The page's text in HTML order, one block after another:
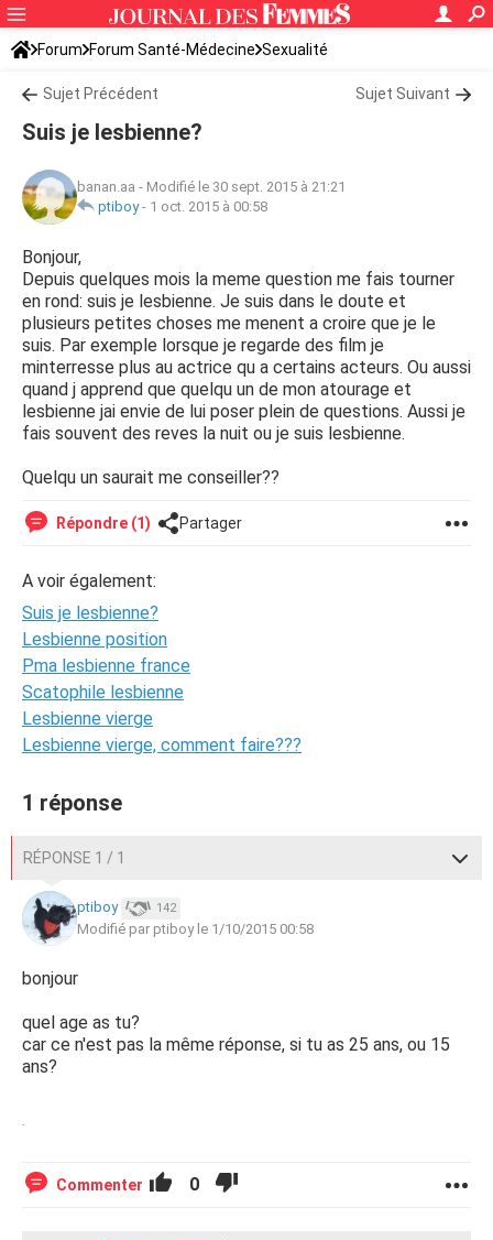
Forum Forum Santé-Médecine Sexualité
Sujet Précédent Sujet Suivant
Suis je lesbienne?
banan.aa - Modifié le 30 sept. 2015 à 21:21
ptiboy- 1 oct. 2015 à 00:58
Bonjour,
Depuis quelques mois la meme question me fais tourner
en rond: suis je lesbienne. Je suis dans le doute et
plusieurs petites choses me menent a croire que je le
suis. Par exemple lorsque je regarde des film je
minterresse plus au actrice qu a certains acteurs. Ou aussi
quand j apprend que quelqu un de mon atourage et
lesbienne jai envie de lui poser plein de questions. Aussi je
fais souvent des reves la nuit ou je suis lesbienne.
Quelqu un saurait me conseiller??
Répondre (1) Partager
A voir également:
Suis je lesbienne?
Lesbienne position
Pma lesbienne france
Scatophile lesbienne
Lesbienne vierge
Lesbienne vierge, comment faire???
1 réponse
RÉPONSE 1 / 1
ptiboy 142
Modifié par ptiboy le 1/10/2015 00:58
bonjour
quel age as tu?
car ce n'est pas la même réponse, si tu as 25 ans, ou 15
ans?
Commenter 0